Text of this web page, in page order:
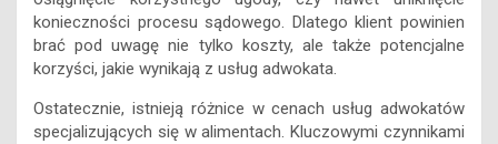
konieczności procesu sądowego. Dlatego klient powinien
brać pod uwagę nie tylko koszty, ale także potencjalne
korzyści, jakie wynikają z usług adwokata.
Ostatecznie, istnieją różnice w cenach usług adwokatów
specjalizujących się w alimentach. Kluczowymi czynnikami